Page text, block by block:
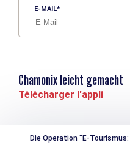
E-MAIL
Chamonix leicht gemacht
Télécharger l'appli
Die Operation "E-